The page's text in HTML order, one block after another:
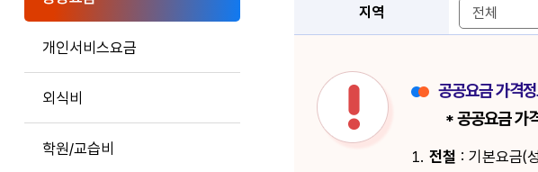
개인서비스요금
외식비
학원/교습비
지역
공공요금 가격
* 공공요금 가
1. 전철 : 기본요금(